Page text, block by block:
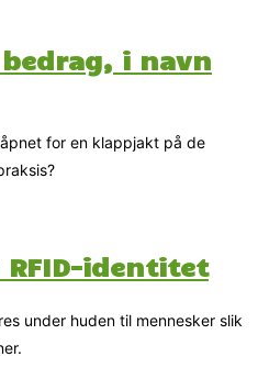
i navn
for en klappjakt på de
identitet
under huden til mennesker slik